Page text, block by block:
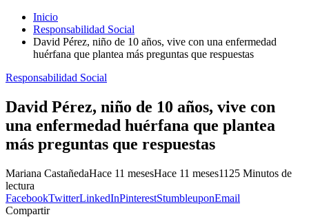
Inicio
Responsabilidad Social
David Pérez, niño de 10 años, vive con una enfermedad
huérfana que plantea más preguntas que respuestas
Responsabilidad Social
David Pérez, niño de 10 años, vive con
una enfermedad huérfana que plantea
más preguntas que respuestas
Mariana CastañedaHace 11 mesesHace 11 meses1125 Minutos de
lectura
FacebookTwitterLinkedInPinterestStumbleuponEmail
Compartir